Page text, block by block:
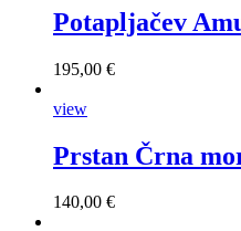
Potapljačev
195,00 €
view
Prstan Črna
140,00 €